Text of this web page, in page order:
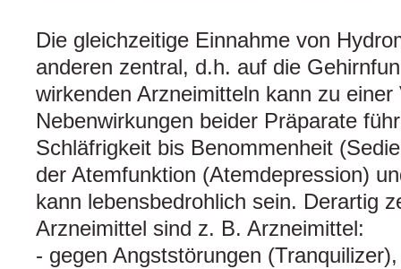
Die gleichzeitige Einnahme von
anderen zentral, d.h. auf die
wirkenden Arzneimitteln kann zu
Nebenwirkungen beider Präparate
Schläfrigkeit bis Benommenheit
der Atemfunktion (Atemdepression)
kann lebensbedrohlich sein. Derartig
Arzneimittel sind z. B. Arzneimittel:
- gegen Angststörungen (Tranquilizer),